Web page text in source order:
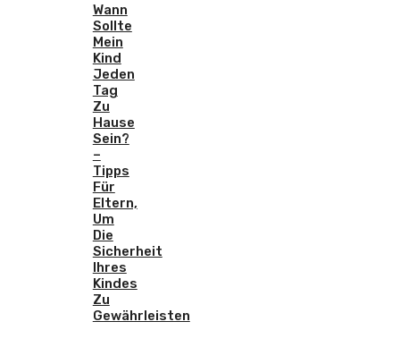
Wann
Sollte
Mein
Kind
Jeden
Tag
Zu
Hause
Sein?
–
Tipps
Für
Eltern,
Um
Die
Sicherheit
Ihres
Kindes
Zu
Gewährleisten